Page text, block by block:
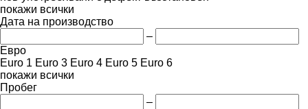
покажи всички
Дата на производство
–
Евро
Euro 1 Euro 3 Euro 4 Euro 5 Euro 6
покажи всички
Пробег
–